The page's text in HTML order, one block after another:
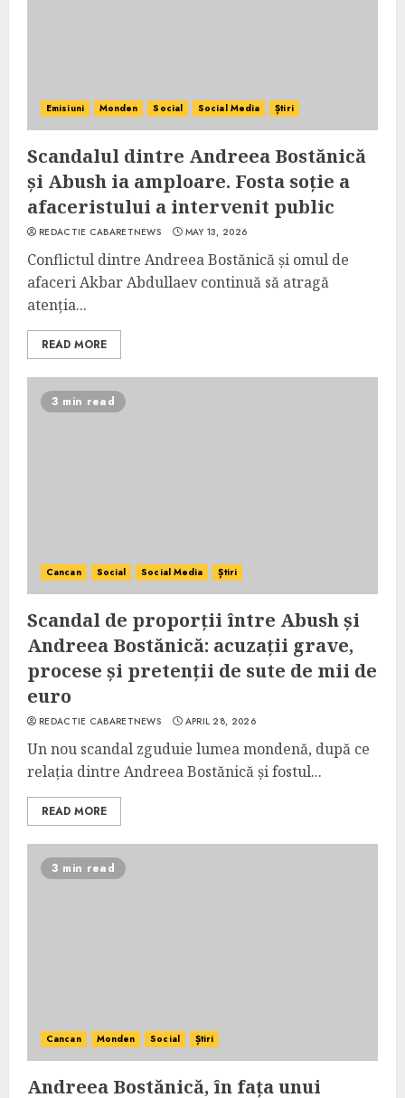
Emisiuni Monden Social Social Media Știri
Scandalul dintre Andreea Bostănică
și Abush ia amploare. Fosta soție a
afaceristului a intervenit public
REDACTIE CABARETNEWS MAY 13, 2026
Conflictul dintre Andreea Bostănică și omul de
afaceri Akbar Abdullaev continuă să atragă
atenția...
READ MORE
3 min read
Cancan Social Social Media Știri
Scandal de proporții între Abush și
Andreea Bostănică: acuzații grave,
procese și pretenții de sute de mii de
euro
REDACTIE CABARETNEWS APRIL 28, 2026
Un nou scandal zguduie lumea mondenă, după ce
relația dintre Andreea Bostănică și fostul...
READ MORE
3 min read
Cancan Monden Social Știri
Andreea Bostănică, în fața unui